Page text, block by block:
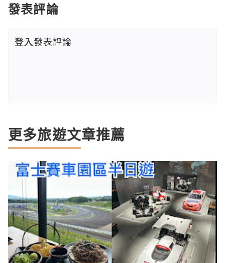
發表評論
登入發表評論
更多旅遊文章推薦